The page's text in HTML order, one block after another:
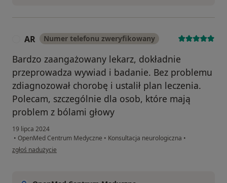
AR Numer telefonu zweryfikowany
Bardzo zaangażowany lekarz, dokładnie
przeprowadza wywiad i badanie. Bez problemu
zdiagnozował chorobę i ustalił plan leczenia.
Polecam, szczególnie dla osob, które mają
problem z bólami głowy
19 lipca 2024
• OpenMed Centrum Medyczne • Konsultacja neurologiczna •
w opinii użytkownika AR
zgłoś nadużycie